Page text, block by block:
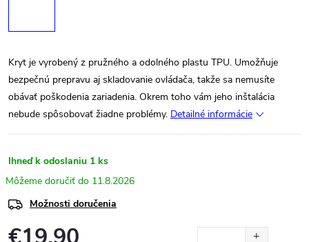
Kryt je vyrobený z pružného a odolného plastu TPU. Umožňuje
bezpečnú prepravu aj skladovanie ovládača, takže sa nemusíte
obávať poškodenia zariadenia. Okrem toho vám jeho inštalácia
nebude spôsobovať žiadne problémy. Detailné informácie
Ihneď k odoslaniu 1 ks
11.8.2026
Možnosti doručenia